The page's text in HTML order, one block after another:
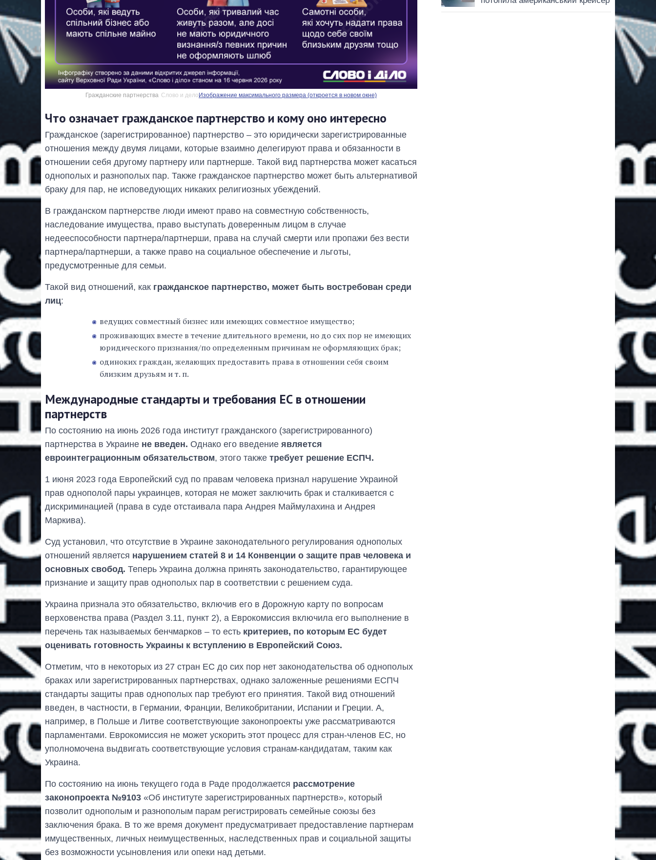
Гражданские партнерства Слово и дело Изображение максимального размера (откроется в новом окне)
Что означает гражданское партнерство и кому оно интересно
Гражданское (зарегистрированное) партнерство – это юридически зарегистрированные
отношения между двумя лицами, которые взаимно делегируют права и обязанности в
отношении себя другому партнеру или партнерше. Такой вид партнерства может касаться
однополых и разнополых пар. Также гражданское партнерство может быть альтернативой
браку для пар, не исповедующих никаких религиозных убеждений.
В гражданском партнерстве люди имеют право на совместную собственность,
наследование имущества, право выступать доверенным лицом в случае
недееспособности партнера/партнерши, права на случай смерти или пропажи без вести
партнера/партнерши, а также право на социальное обеспечение и льготы,
предусмотренные для семьи.
Такой вид отношений, как гражданское партнерство, может быть востребован среди
лиц:
ведущих совместный бизнес или имеющих совместное имущество;
проживающих вместе в течение длительного времени, но до сих пор не имеющих
юридического признания/по определенным причинам не оформляющих брак;
одиноких граждан, желающих предоставить права в отношении себя своим
близким друзьям и т. п.
Международные стандарты и требования ЕС в отношении
партнерств
По состоянию на июнь 2026 года институт гражданского (зарегистрированного)
партнерства в Украине не введен. Однако его введение является
евроинтеграционным обязательством, этого также требует решение ЕСПЧ.
1 июня 2023 года Европейский суд по правам человека признал нарушение Украиной
прав однополой пары украинцев, которая не может заключить брак и сталкивается с
дискриминацией (права в суде отстаивала пара Андрея Маймулахина и Андрея
Маркива).
Суд установил, что отсутствие в Украине законодательного регулирования однополых
отношений является нарушением статей 8 и 14 Конвенции о защите прав человека и
основных свобод. Теперь Украина должна принять законодательство, гарантирующее
признание и защиту прав однополых пар в соответствии с решением суда.
Украина признала это обязательство, включив его в Дорожную карту по вопросам
верховенства права (Раздел 3.11, пункт 2), а Еврокомиссия включила его выполнение в
перечень так называемых бенчмарков – то есть критериев, по которым ЕС будет
оценивать готовность Украины к вступлению в Европейский Союз.
Отметим, что в некоторых из 27 стран ЕС до сих пор нет законодательства об однополых
браках или зарегистрированных партнерствах, однако заложенные решениями ЕСПЧ
стандарты защиты прав однополых пар требуют его принятия. Такой вид отношений
введен, в частности, в Германии, Франции, Великобритании, Испании и Греции. А,
например, в Польше и Литве соответствующие законопроекты уже рассматриваются
парламентами. Еврокомиссия не может ускорить этот процесс для стран-членов ЕС, но
уполномочена выдвигать соответствующие условия странам-кандидатам, таким как
Украина.
По состоянию на июнь текущего года в Раде продолжается рассмотрение
законопроекта №9103 «Об институте зарегистрированных партнерств», который
позволит однополым и разнополым парам регистрировать семейные союзы без
заключения брака. В то же время документ предусматривает предоставление партнерам
имущественных, личных неимущественных, наследственных прав и социальной защиты
без возможности усыновления или опеки над детьми.